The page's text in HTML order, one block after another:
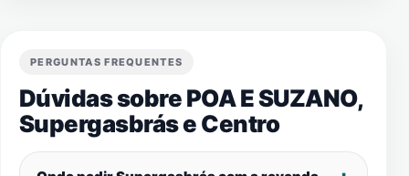
PERGUNTAS FREQUENTES
Dúvidas sobre POA E SUZANO,
Supergasbrás eCentro